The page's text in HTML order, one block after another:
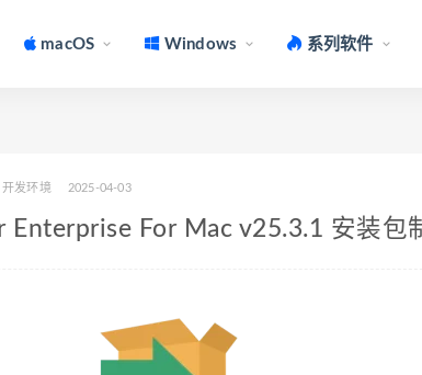
macOS Windows 系列软件
发环境 2025-04-03
For Mac v25.3.1 安装包